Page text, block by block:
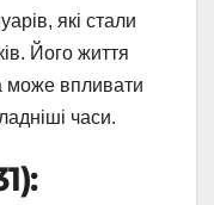
які стали
Його життя
може впливати
часи.